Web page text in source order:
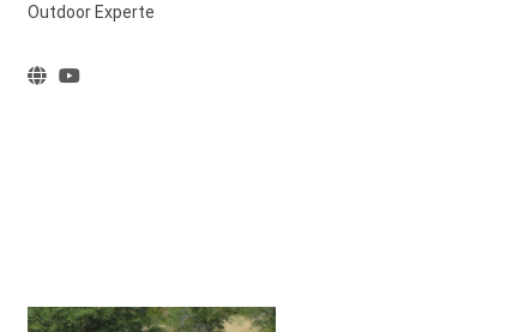
Outdoor Experte